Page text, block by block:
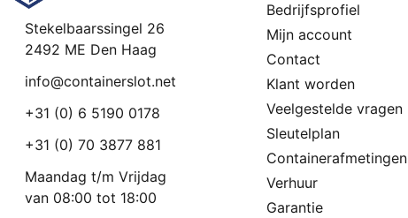
Stekelbaarssingel 26
2492 ME Den Haag
info@containerslot.net
+31 (0) 6 5190 0178
+31 (0) 70 3877 881
Maandag t/m Vrijdag
van 08:00 tot 18:00
Bedrijfsprofiel
Mijn account
Contact
Klant worden
Veelgestelde vragen
Sleutelplan
Containerafmetingen
Verhuur
Garantie